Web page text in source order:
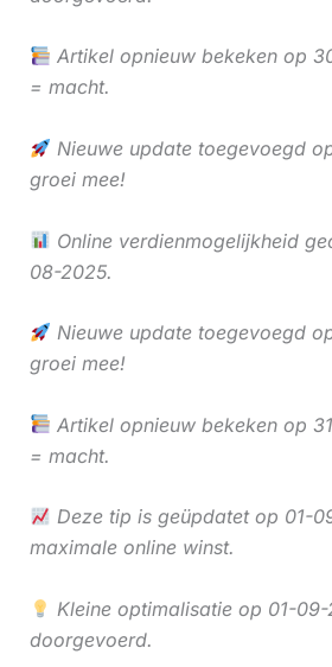
Artikel opnieuw bekeken op
= macht.
Nieuwe update toegevoegd
groei mee!
Online verdienmogelijkheid
08-2025.
Nieuwe update toegevoegd
groei mee!
Artikel opnieuw bekeken op
= macht.
Deze tip is geüpdatet op 01-
maximale online winst.
Kleine optimalisatie op 01-
doorgevoerd.